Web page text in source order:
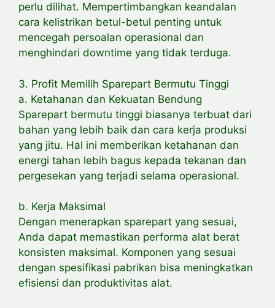
perlu dilihat. Mempertimbangkan keandalan
cara kelistrikan betul-betul penting untuk
mencegah persoalan operasional dan
menghindari downtime yang tidak terduga.
3. Profit Memilih Sparepart Bermutu Tinggi
a. Ketahanan dan Kekuatan Bendung
Sparepart bermutu tinggi biasanya terbuat dari
bahan yang lebih baik dan cara kerja produksi
yang jitu. Hal ini memberikan ketahanan dan
energi tahan lebih bagus kepada tekanan dan
pergesekan yang terjadi selama operasional.
b. Kerja Maksimal
Dengan menerapkan sparepart yang sesuai,
Anda dapat memastikan performa alat berat
konsisten maksimal. Komponen yang sesuai
dengan spesifikasi pabrikan bisa meningkatkan
efisiensi dan produktivitas alat.